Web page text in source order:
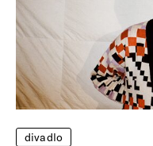
divadlo